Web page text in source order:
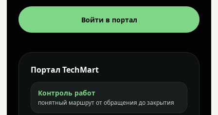
Войти в портал
Портал TechMart
Контроль работ
понятный маршрут от обращения до закрытия